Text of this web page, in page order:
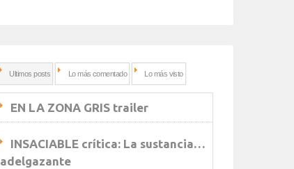
Ultimos posts Lo más comentado Lo más visto
EN LA ZONA GRIS trailer
INSACIABLE crítica: La sustancia…
adelgazante